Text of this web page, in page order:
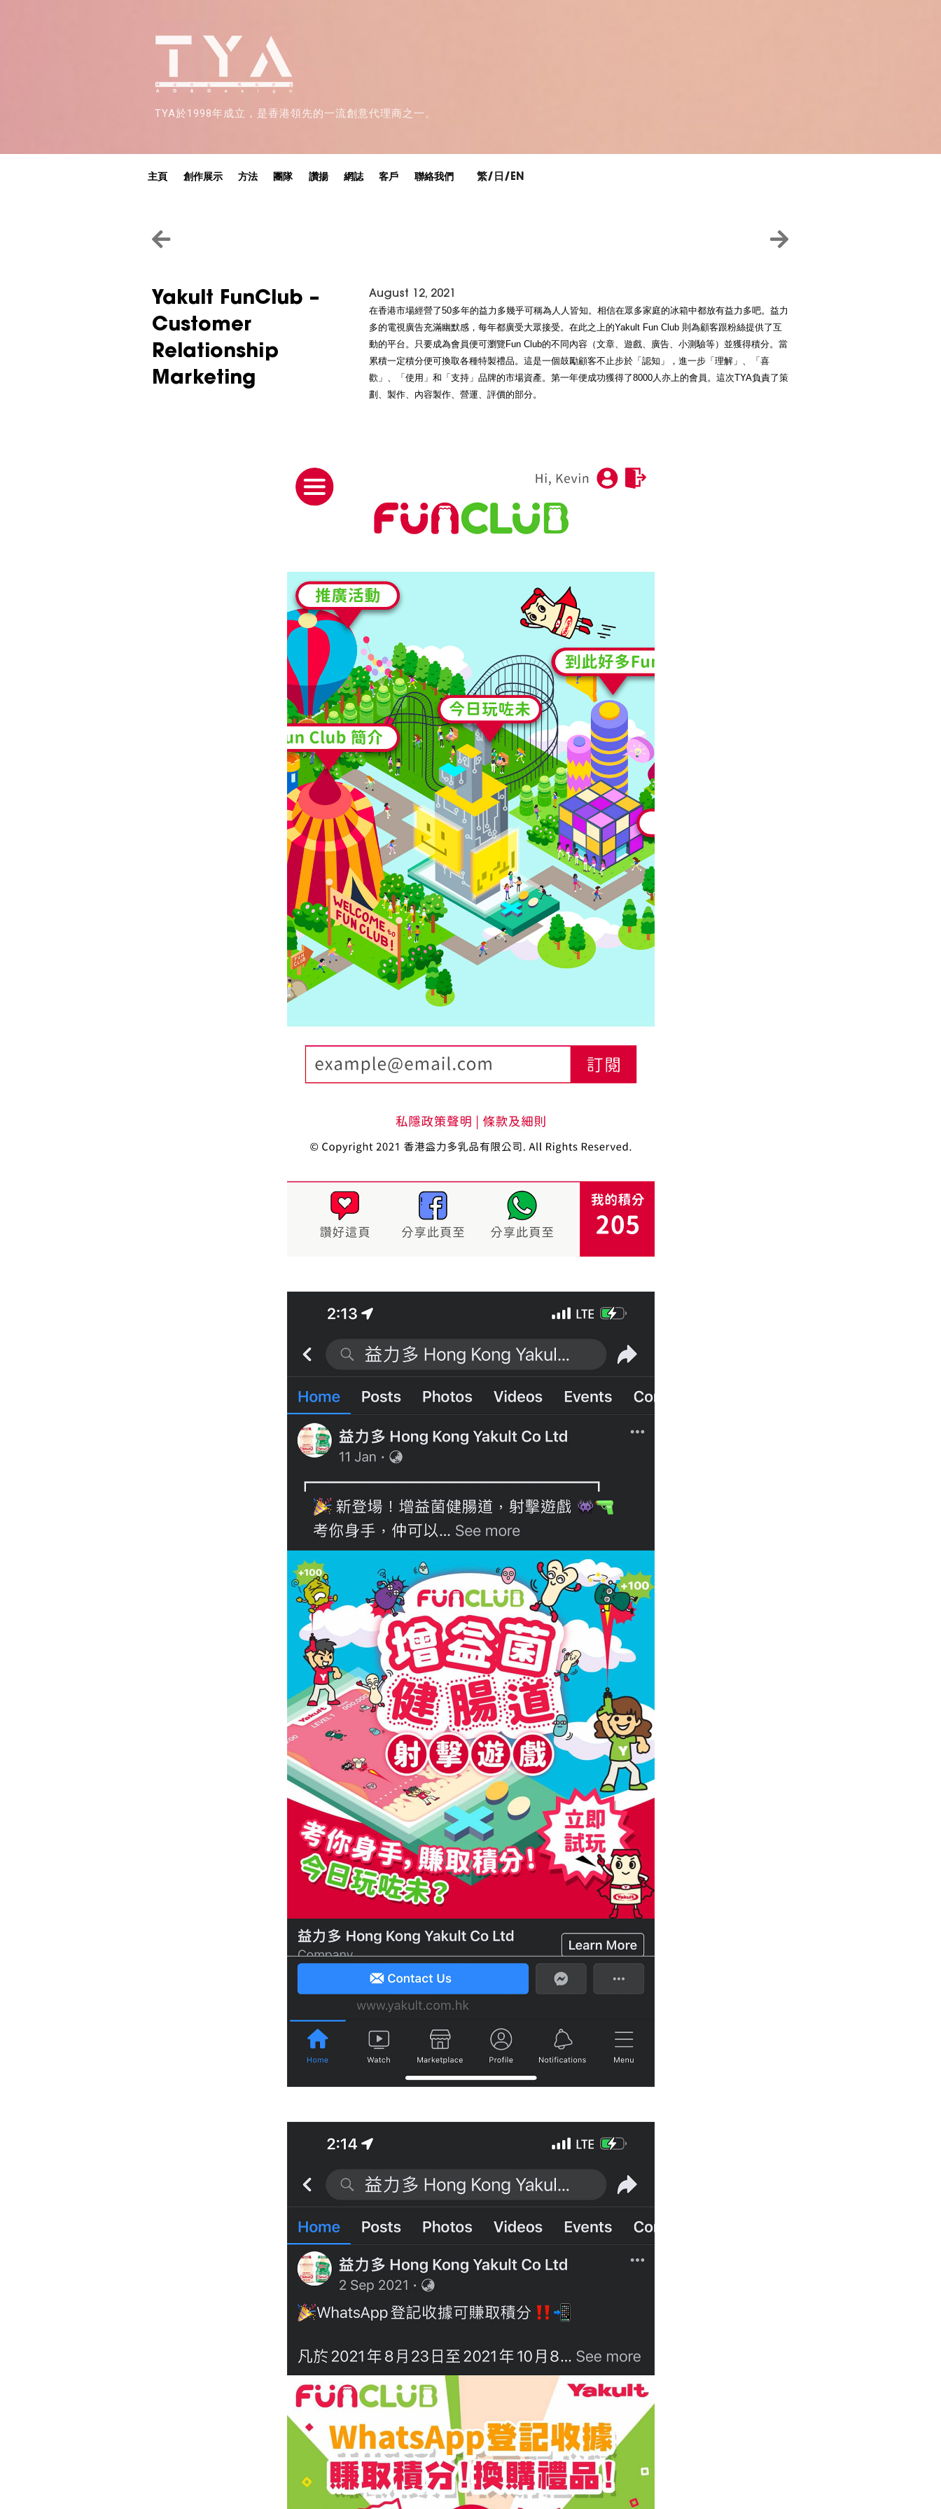
TYA於1998年成立，是香港領先的一流創意代理商之一。
主頁 創作展示 方法 團隊 讚揚 網誌 客戶 聯絡我們 繁/ 日 / EN
Yakult FunClub –
Customer
Relationship
Marketing
August 12, 2021
在香港市場經營了50多年的益力多幾乎可稱為人人皆知。相信在眾多家庭的冰箱中都放有益力多吧。益力
多的電視廣告充滿幽默感，每年都廣受大眾接受。在此之上的Yakult Fun Club 則為顧客跟粉絲提供了互
動的平台。只要成為會員便可瀏覽Fun Club的不同內容（文章、遊戲、廣告、小測驗等）並獲得積分。當
累積一定積分便可換取各種特製禮品。這是一個鼓勵顧客不止步於「認知」，進一步「理解」、「喜
歡」、「使用」和「支持」品牌的市場資產。第一年便成功獲得了8000人亦上的會員。這次TYA負責了策
劃、製作、內容製作、營運、評價的部分。